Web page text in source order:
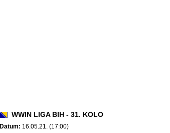
WWIN LIGA BIH - 31. KOLO
Datum: 16.05.21. (17:00)